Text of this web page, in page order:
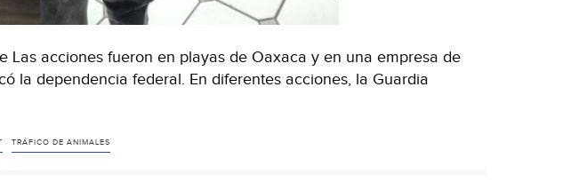
Las acciones fueron en playas de Oaxaca y en una empresa de
la dependencia federal. En diferentes acciones, la Guardia
TRÁFICO DE ANIMALES